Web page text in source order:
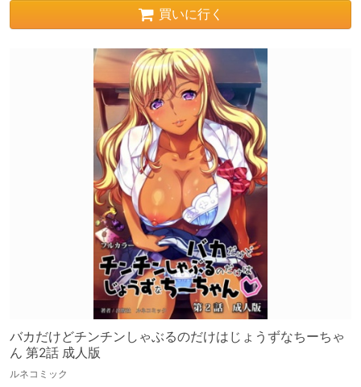
買いに行く
バカだけどチンチンしゃぶるのだけはじょうずなちーちゃ
ん 第2話 成人版
ルネコミック